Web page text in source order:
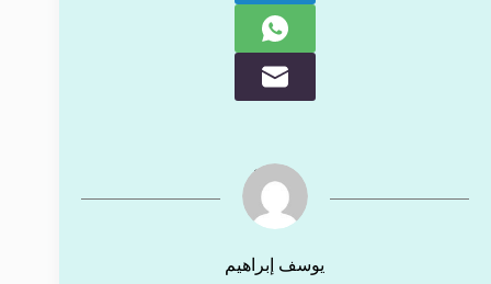
يوسف إبراهيم